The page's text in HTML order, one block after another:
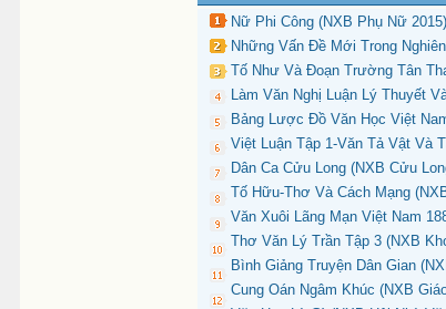
Nữ Phi Công (NXB Phụ Nữ
Những Vấn Đề Mới Trong
Tố Như Và Đoạn Trường Tân
Làm Văn Nghị Luận Lý Thuyết
Bảng Lược Đồ Văn Học Việt
Việt Luận Tập 1-Văn Tả Vật Và
Dân Ca Cửu Long (NXB Cửu
Tố Hữu-Thơ Và Cách Mạng
Văn Xuôi Lãng Mạn Việt Nam
Thơ Văn Lý Trần Tập 3 (NXB
Bình Giảng Truyện Dân Gian
Cung Oán Ngâm Khúc (NXB